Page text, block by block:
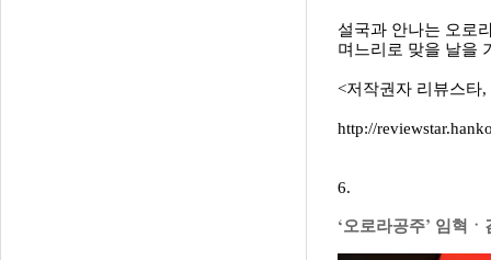
설국과 안나는 오로
며느리로 맞을 날을
<저작권자 리뷰스타
http://
6.
‘오로라공주’ 임혁